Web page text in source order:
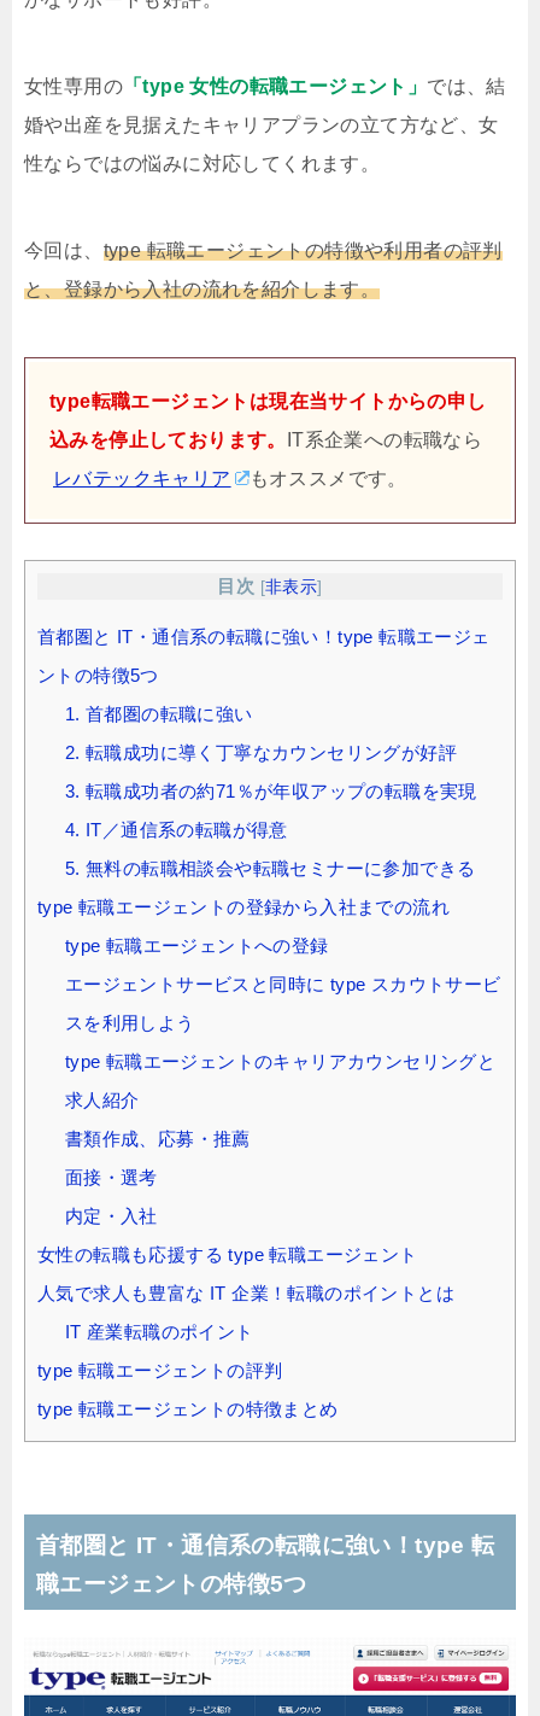
女性専用の 「type 女性の転職エージェント」 では、結
婚や出産を見据えたキャリアプランの立て方など、女
性ならではの悩みに対応してくれます。
今回は、 type 転職エージェントの特徴や利用者の評判
と、登録から入社の流れを紹介します。
type転職エージェントは現在当サイトからの申し
込みを停止しております。
IT系企業への転職なら
レバテックキャリア
もオススメです。
目次 [非表示]
首都圏と IT・通信系の転職に強い！type 転職エージェ
ントの特徴5つ
1. 首都圏の転職に強い
2. 転職成功に導く丁寧なカウンセリングが好評
3. 転職成功者の約71％が年収アップの転職を実現
4. IT／通信系の転職が得意
5. 無料の転職相談会や転職セミナーに参加できる
type 転職エージェントの登録から入社までの流れ
type 転職エージェントへの登録
エージェントサービスと同時に type スカウトサービ
スを利用しよう
type 転職エージェントのキャリアカウンセリングと
求人紹介
書類作成、応募・推薦
面接・選考
内定・入社
女性の転職も応援する type 転職エージェント
人気で求人も豊富な IT 企業！転職のポイントとは
IT 産業転職のポイント
type 転職エージェントの評判
type 転職エージェントの特徴まとめ
首都圏と IT・通信系の転職に強い！type 転
職エージェントの特徴5つ